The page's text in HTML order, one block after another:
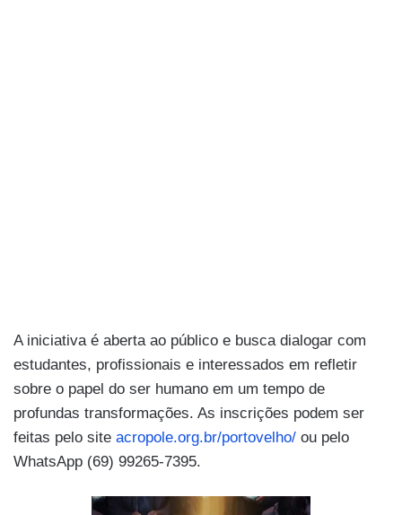
A iniciativa é aberta ao público e busca dialogar com
estudantes, profissionais e interessados em refletir
sobre o papel do ser humano em um tempo de
profundas transformações. As inscrições podem ser
feitas pelo site acropole.org.br/portovelho/ ou pelo
WhatsApp (69) 99265-7395.